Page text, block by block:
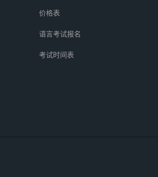
价格表
语言考试报名
考试时间表